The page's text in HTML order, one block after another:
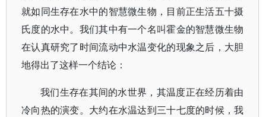
就如同生存在水中的智慧微生物，目前正生活五十摄
氏度的水中。我们其中有一个名叫霍金的智慧微生物
在认真研究了时间流动中水温变化的现象之后，大胆
地得出了这样一个结论：
我们生存在其间的水世界，其温度正在经历着由
冷向热的演变。大约在水温达到三十七度的时候，我